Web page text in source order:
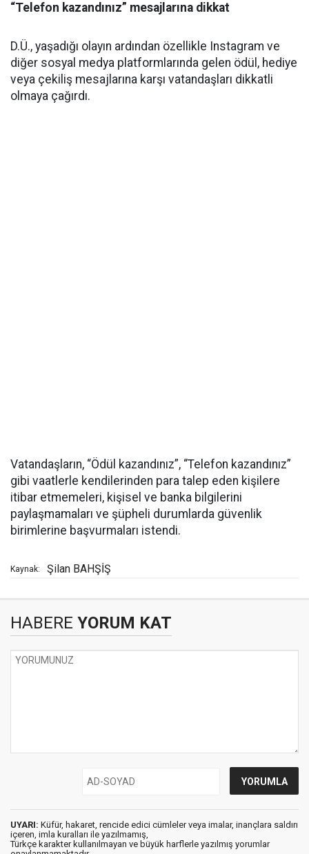
“Telefon kazandınız” mesajlarına dikkat
D.Ü., yaşadığı olayın ardından özellikle Instagram ve
diğer sosyal medya platformlarında gelen ödül, hediye
veya çekiliş mesajlarına karşı vatandaşları dikkatli
olmaya çağırdı.
Vatandaşların, “Ödül kazandınız”, “Telefon kazandınız”
gibi vaatlerle kendilerinden para talep eden kişilere
itibar etmemeleri, kişisel ve banka bilgilerini
paylaşmamaları ve şüpheli durumlarda güvenlik
birimlerine başvurmaları istendi.
Kaynak: Şilan BAHŞİŞ
HABERE YORUM KAT
UYARI: Küfür, hakaret, rencide edici cümleler veya imalar, inançlara saldırı
içeren, imla kuralları ile yazılmamış,
Türkçe karakter kullanılmayan ve büyük harflerle yazılmış yorumlar